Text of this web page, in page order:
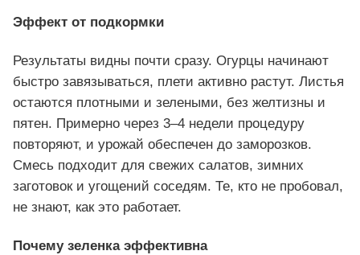
Эффект от подкормки
Результаты видны почти сразу. Огурцы начинают
быстро завязываться, плети активно растут. Листья
остаются плотными и зелеными, без желтизны и
пятен. Примерно через 3–4 недели процедуру
повторяют, и урожай обеспечен до заморозков.
Смесь подходит для свежих салатов, зимних
заготовок и угощений соседям. Те, кто не пробовал,
не знают, как это работает.
Почему зеленка эффективна